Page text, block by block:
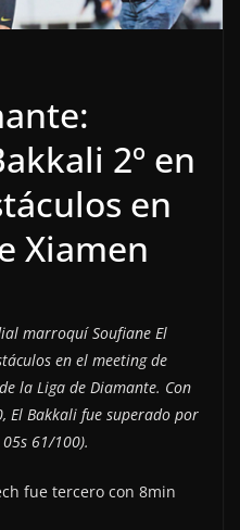
2º en
en
Xiamen
marroquí Soufiane El
en el meeting de
la Liga de Diamante. Con
El Bakkali fue superado por
61/100).
fue tercero con 8min